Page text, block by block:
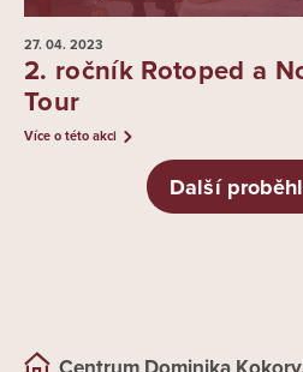
27. 04. 2023
2. ročník Rotoped a
Tour
Více o této akci
Další